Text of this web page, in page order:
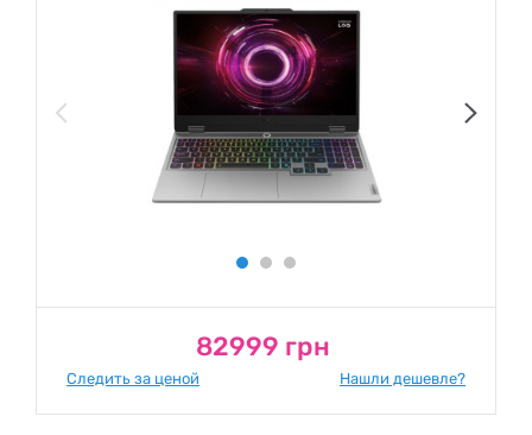
82999 грн
Следить за ценой Нашли дешевле?